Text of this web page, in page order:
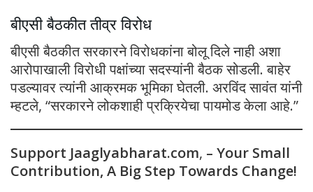
बीएसी बैठकीत तीव्र विरोध
बीएसी बैठकीत सरकारने विरोधकांना बोलू दिले नाही अशा
आरोपाखाली विरोधी पक्षांच्या सदस्यांनी बैठक सोडली. बाहेर
पडल्यावर त्यांनी आक्रमक भूमिका घेतली. अरविंद सावंत यांनी
म्हटले, “सरकारने लोकशाही प्रक्रियेचा पायमोड केला आहे.”
Support Jaaglyabharat.com, – Your Small
Contribution, A Big Step Towards Change!